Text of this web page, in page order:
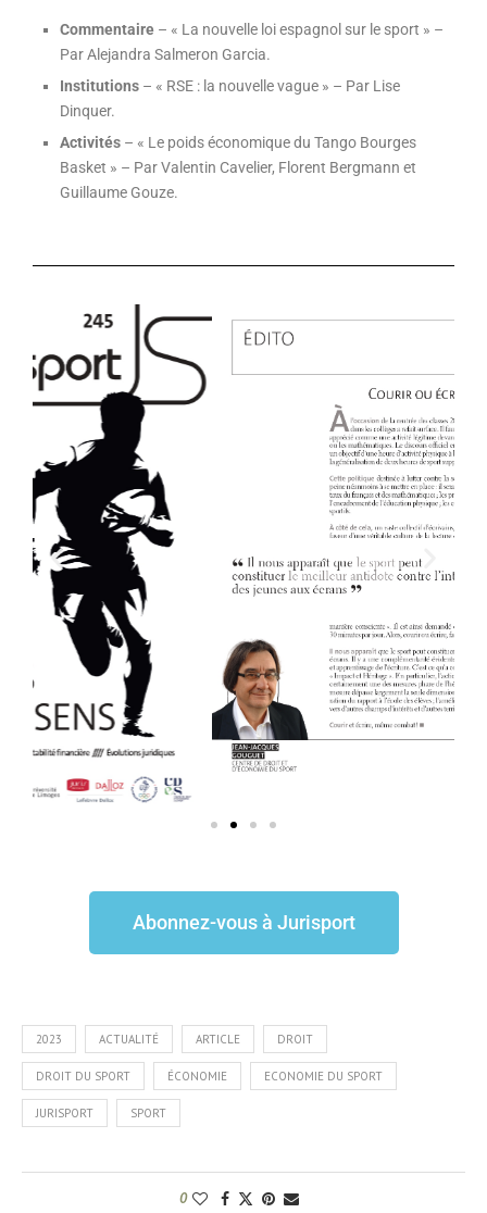
Commentaire – « La nouvelle loi espagnol sur le sport » –
Par Alejandra Salmeron Garcia.
Institutions – « RSE : la nouvelle vague » – Par Lise
Dinquer.
Activités – « Le poids économique du Tango Bourges
Basket » – Par Valentin Cavelier, Florent Bergmann et
Guillaume Gouze.
Abonnez-vous à Jurisport
2023 ACTUALITÉ ARTICLE DROIT
DROIT DU SPORT ÉCONOMIE ECONOMIE DU SPORT
JURISPORT SPORT
0